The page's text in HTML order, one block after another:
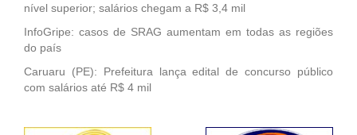
nível superior; salários chegam a R$ 3,4 mil
InfoGripe: casos de SRAG aumentam em todas as regiões
do país
Caruaru (PE): Prefeitura lança edital de concurso público
com salários até R$ 4 mil